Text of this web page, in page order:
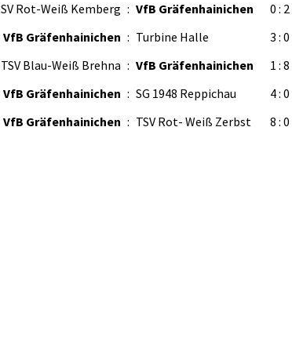
SV Rot-Weiß Kemberg : VfB Gräfenhainichen 0 : 2
VfB Gräfenhainichen : Turbine Halle 3 : 0
TSV Blau-Weiß Brehna : VfB Gräfenhainichen 1 : 8
VfB Gräfenhainichen : SG 1948 Reppichau 4 : 0
VfB Gräfenhainichen : TSV Rot- Weiß Zerbst 8 : 0